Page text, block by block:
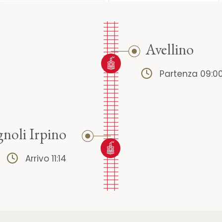
Avellino
Partenza
Irpino
Arrivo 11:14